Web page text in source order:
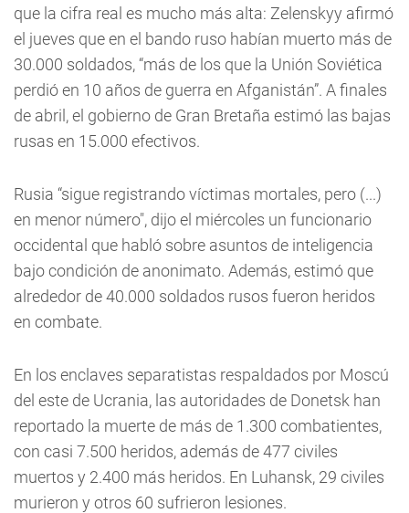
que la cifra real es mucho más alta: Zelenskyy afirmó
el jueves que en el bando ruso habían muerto más de
30.000 soldados, “más de los que la Unión Soviética
perdió en 10 años de guerra en Afganistán”. A finales
de abril, el gobierno de Gran Bretaña estimó las bajas
rusas en 15.000 efectivos.
Rusia “sigue registrando víctimas mortales, pero (...)
en menor número", dijo el miércoles un funcionario
occidental que habló sobre asuntos de inteligencia
bajo condición de anonimato. Además, estimó que
alrededor de 40.000 soldados rusos fueron heridos
en combate.
En los enclaves separatistas respaldados por Moscú
del este de Ucrania, las autoridades de Donetsk han
reportado la muerte de más de 1.300 combatientes,
con casi 7.500 heridos, además de 477 civiles
muertos y 2.400 más heridos. En Luhansk, 29 civiles
murieron y otros 60 sufrieron lesiones.